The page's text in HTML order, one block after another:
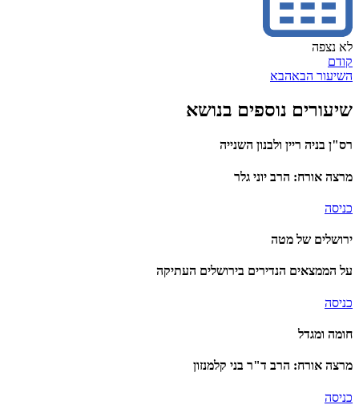
לא נצפה
קודם
השיעור הבאהבא
שיעורים נוספים בנושא
רס"ן בניה ריין ולבנון השנייה
מרצה אורח: הרב יוני גלר
כניסה
ירושלים של מטה
על הממצאים הנדירים בירושלים העתיקה
כניסה
חומה ומגדל
מרצה אורח: הרב ד"ר בני קלמנזון
כניסה